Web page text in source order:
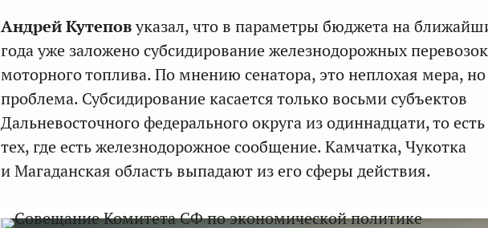
Андрей Кутеповуказал, что в параметры бюджета на
года уже заложено субсидирование железнодорожных перевозок
моторного топлива. По мнению сенатора, это неплохая мера, но
проблема. Субсидирование касается только восьми субъектов
Дальневосточного федерального округа из одиннадцати, то
тех, где есть железнодорожное сообщение. Камчатка, Чукотка
и Магаданская область выпадают из его сферы действия.